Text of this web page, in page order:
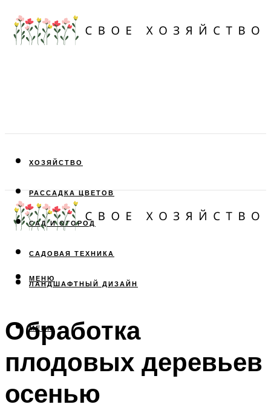
ХОЗЯЙСТВО
РАССАДКА ЦВЕТОВ
САД И ОГОРОД
САДОВАЯ ТЕХНИКА
ЛАНДШАФТНЫЙ ДИЗАЙН
МЕНЮ
МЕНЮ
Обработка
плодовых деревьев
осенью